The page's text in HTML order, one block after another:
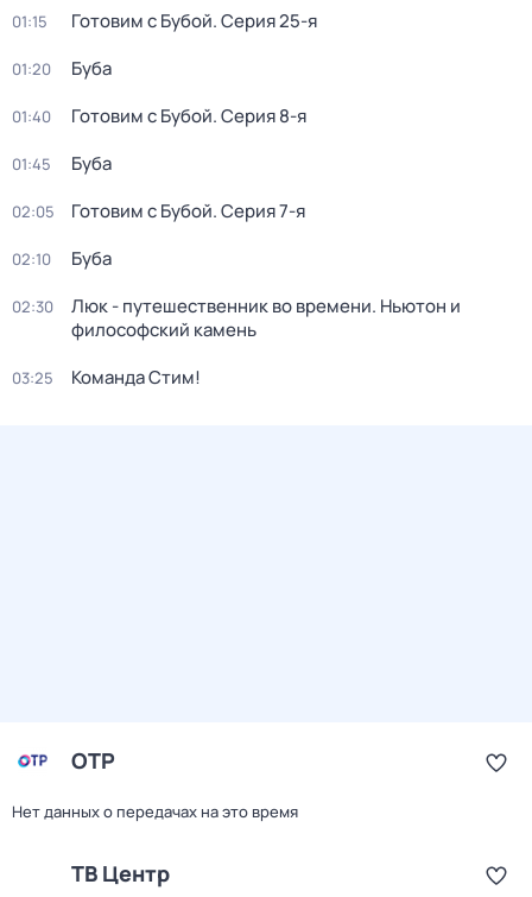
01:15 Готовим с Бубой. Серия 25-я
01:20 Буба
01:40 Готовим с Бубой. Серия 8-я
01:45 Буба
02:05 Готовим с Бубой. Серия 7-я
02:10 Буба
02:30
Люк - путешественник во времени. Ньютон и
философский камень
03:25 Команда Стим!
ОТР
Нет данных о передачах на это время
ТВ Центр